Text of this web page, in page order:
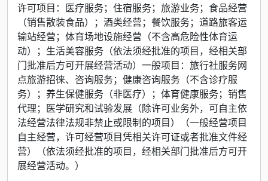
许可项目：医疗服务；住宿服务；旅游业务；食品经营
（销售散装食品）；酒类经营；餐饮服务；道路旅客运
输站经营；体育场地设施经营（不含高危险性体育运
动）；生活美容服务（依法须经批准的项目，经相关部
门批准后方可开展经营活动）一般项目：旅行社服务网
点旅游招徕、咨询服务；健康咨询服务（不含诊疗服
务）；养生保健服务（非医疗）；体育健康服务；销售
代理；医学研究和试验发展（除许可业务外，可自主依
法经营法律法规非禁止或限制的项目）（一般经营项目
自主经营，许可经营项目凭相关许可证或者批准文件经
营）（依法须经批准的项目，经相关部门批准后方可开
展经营活动。）